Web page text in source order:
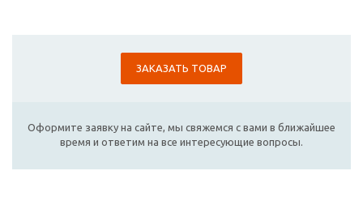
ЗАКАЗАТЬ ТОВАР
Оформите заявку на сайте, мы свяжемся с вами в ближайшее
время и ответим на все интересующие вопросы.